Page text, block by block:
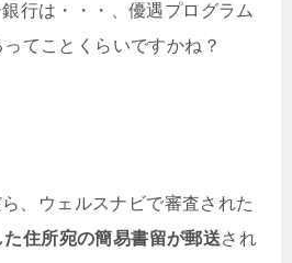
行は・・・、優遇プログラム
てことくらいですかね？
、ウェルスナビで審査された
住所宛の簡易書留が郵送され